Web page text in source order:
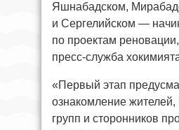
Яшнабадском,
и Сергелийском —
по проектам
пресс-служба
«Первый этап
ознакомление
групп и сторонников